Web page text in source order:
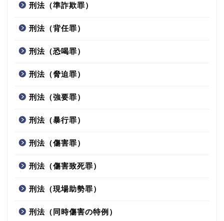
刑法（準詐欺罪）
刑法（背任罪）
刑法（恐喝罪）
刑法（脅迫罪）
刑法（強要罪）
刑法（暴行罪）
刑法（傷害罪）
刑法（傷害致死罪）
刑法（現場助勢罪）
刑法（同時傷害の特例）